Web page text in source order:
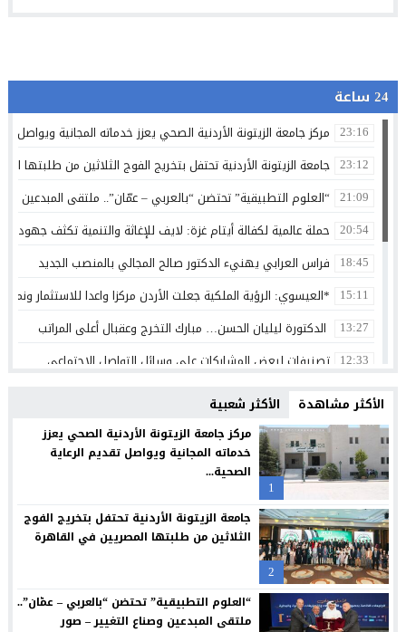
24 ساعة
23:16 مركز جامعة الزيتونة الأردنية الصحي يعزز خدماته المجانية ويواصل
23:12 جامعة الزيتونة الأردنية تحتفل بتخريج الفوج الثلاثين من طلبتها
21:09 “العلوم التطبيقية” تحتضن “بالعربي – عمّان”.. ملتقى المبدعين
20:54 حملة عالمية لكفالة أيتام غزة: لايف للإغاثة والتنمية تكثف
18:45 فراس العرابي يهنيء الدكتور صالح المجالي بالمنصب الجديد
15:11 *العيسوي: الرؤية الملكية جعلت الأردن مركزا واعدا للاستثمار
13:27 الدكتورة ليليان الحسن… مبارك التخرج وعقبال أعلى المراتب
12:33 تصنيفات لبعض المشاركات على وسائل التواصل الاجتماعي
الثقة واليقين بعد الثبات أولا
12:26 بنك الأردن يطلق حملة القرض الشخصي لعام 2026 مع استرداد نقدي
12:24 شراكة بين “طلبات الأردن” ومؤسسة تضامن لتسهيل التبرعات
سامسونج تعيد تصميم الشاشة بما يتوافق مع الطريقة التي
12:18 البنك الأردني الكويتي يوقع اتفاقية تعاون مع الشركة الأردنية
12:13 مجابهة الاحتيال الإلكتروني مسؤولية مشتركة
12:10 بنك صفوة الإسلامي يجدد شراكته مع تكية أم علي ويواصل دعمه
الأكثر مشاهدة الأكثر شعبية
1
مركز جامعة الزيتونة الأردنية الصحي يعزز
خدماته المجانية ويواصل تقديم الرعاية
الصحية...
2
جامعة الزيتونة الأردنية تحتفل بتخريج الفوج
الثلاثين من طلبتها المصريين في القاهرة
“العلوم التطبيقية” تحتضن “بالعربي – عمّان”..
ملتقى المبدعين وصناع التغيير – صور